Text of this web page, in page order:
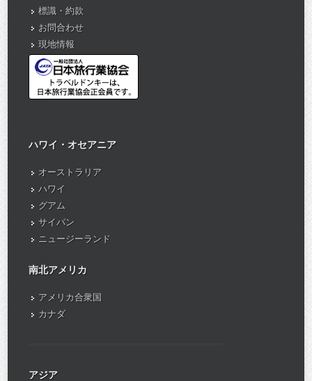
標識・約款
お問合わせ
現地情報
ハワイ・オセアニア
オーストラリア
ハワイ
グアム
サイパン
ニュージーランド
南北アメリカ
アメリカ合衆国
カナダ
アジア